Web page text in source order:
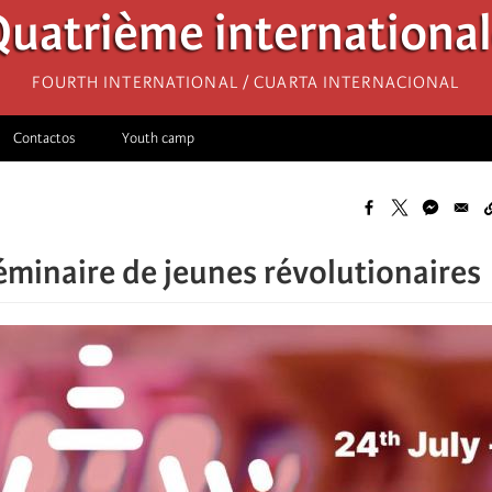
Fourth International / Cuarta Internacional
Contactos Youth camp
de jeunes révolutionaires